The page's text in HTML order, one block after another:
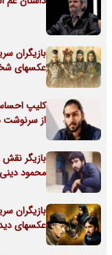
بازیگران
عکسهای
کلیپ
از سرنوشت
محمود دینی
بازیگران
عکسهای